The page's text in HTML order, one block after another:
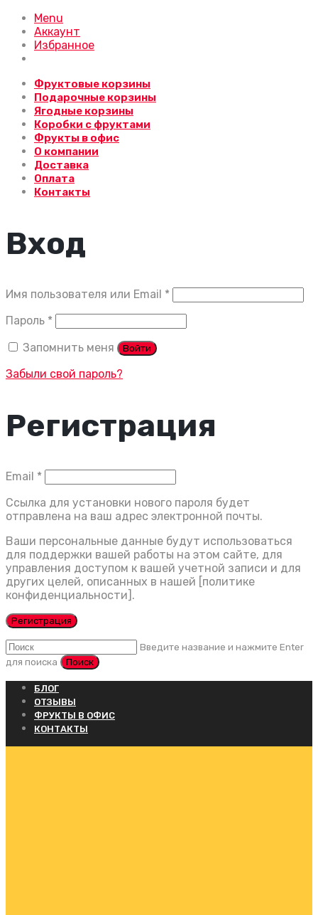
Menu
Аккаунт
Избранное
Фруктовые корзины
Подарочные корзины
Ягодные корзины
Коробки с фруктами
Фрукты в офис
О компании
Доставка
Оплата
Контакты
Вход
Имя пользователя или Email *
Пароль *
Запомнить меня Войти
Забыли свой пароль?
Регистрация
Email *
Ссылка для установки нового пароля будет
отправлена ​​на ваш адрес электронной почты.
Ваши персональные данные будут использоваться
для поддержки вашей работы на этом сайте, для
управления доступом к вашей учетной записи и для
других целей, описанных в нашей [политике
конфиденциальности].
Регистрация
Введите название и нажмите Enter
для поиска
БЛОГ
ОТЗЫВЫ
ФРУКТЫ В ОФИС
КОНТАКТЫ